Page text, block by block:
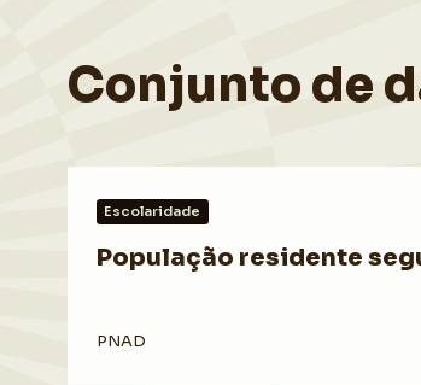
Conjunto de
Escolaridade
População residente
PNAD